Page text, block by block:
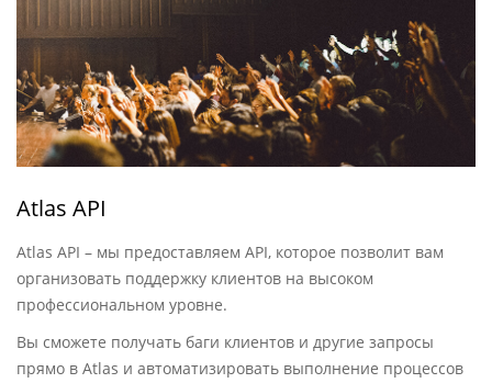
Atlas API
Atlas API – мы предоставляем API, которое позволит вам
организовать поддержку клиентов на высоком
профессиональном уровне.
Вы сможете получать баги клиентов и другие запросы
прямо в Atlas и автоматизировать выполнение процессов